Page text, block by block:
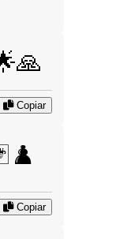
Copiar
Copiar